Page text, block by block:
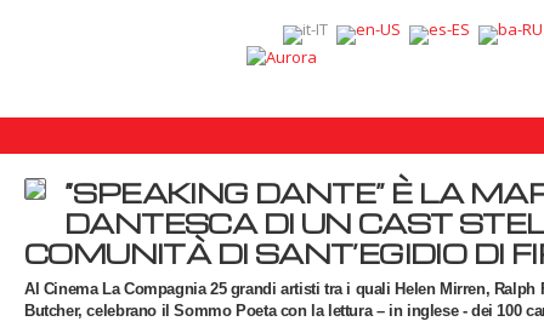
“SPEAKING DANTE” È LA
DANTESCA DI UN CAST
COMUNITÀ DI SANT’EGIDIO DI
Al Cinema La Compagnia 25 grandi artisti tra i quali Helen Mirren, Ralph
Butcher, celebrano il Sommo Poeta con la lettura – in inglese - dei 100